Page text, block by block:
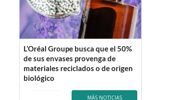
L’Oréal Groupe busca que el 50%
de sus envases provenga de
materiales reciclados o de origen
biológico
MÁS NOTICIAS